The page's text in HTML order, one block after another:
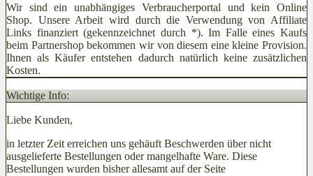
Wir sind ein unabhängiges Verbraucherportal und kein Online
Shop. Unsere Arbeit wird durch die Verwendung von Affiliate
Links finanziert (gekennzeichnet durch *). Im Falle eines Kaufs
beim Partnershop bekommen wir von diesem eine kleine Provision.
Ihnen als Käufer entstehen dadurch natürlich keine zusätzlichen
Kosten.
Wichtige Info:
Liebe Kunden,
in letzter Zeit erreichen uns gehäuft Beschwerden über nicht
ausgelieferte Bestellungen oder mangelhafte Ware. Diese
Bestellungen wurden bisher allesamt auf der Seite